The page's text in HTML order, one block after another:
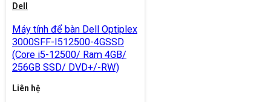
Dell
Máy tính để bàn Dell Optiplex
3000SFF-I512500-4GSSD
(Core i5-12500/ Ram 4GB/
256GB SSD/ DVD+/-RW)
Liên hệ